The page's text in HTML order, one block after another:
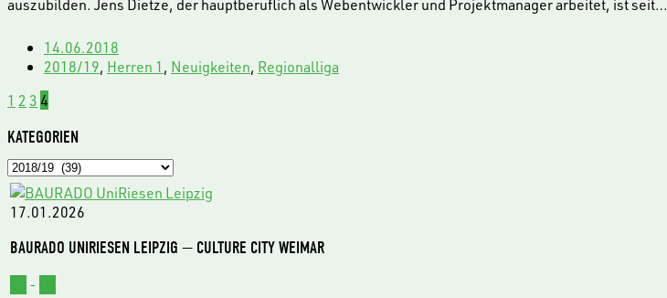
auszubilden. Jens Dietze, der hauptberuflich als Webentwickler und Projektmanager arbeitet, ist seit…
14.06.2018
2018/19, Herren 1, Neuigkeiten, Regionalliga
1 2 34
KATEGORIEN
Kategorien
17.01.2026
BAURADO UNIRIESEN LEIPZIG — CULTURE CITY WEIMAR
-